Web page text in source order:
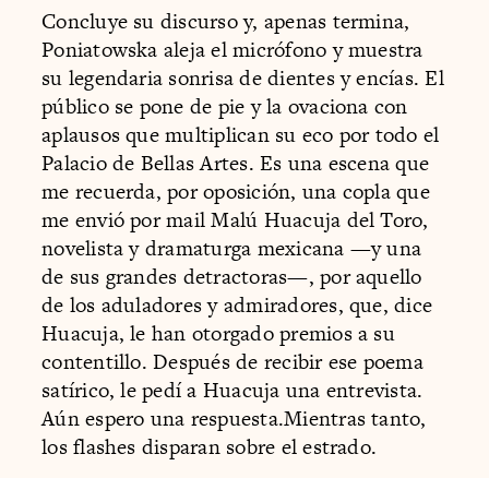
Concluye su discurso y, apenas termina,
Poniatowska aleja el micrófono y muestra
su legendaria sonrisa de dientes y encías. El
público se pone de pie y la ovaciona con
aplausos que multiplican su eco por todo el
Palacio de Bellas Artes. Es una escena que
me recuerda, por oposición, una copla que
me envió por mail Malú Huacuja del Toro,
novelista y dramaturga mexicana —y una
de sus grandes detractoras—, por aquello
de los aduladores y admiradores, que, dice
Huacuja, le han otorgado premios a su
contentillo. Después de recibir ese poema
satírico, le pedí a Huacuja una entrevista.
Aún espero una respuesta.Mientras tanto,
los flashes disparan sobre el estrado.